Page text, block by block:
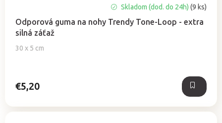
Odporová guma na nohy Trendy Tone-Loop - extra
silná záťaž
30 x 5 cm
hodnotenie
produktu
je
5,0
Skladom (dod. do 24h)(9 ks)
€5,20